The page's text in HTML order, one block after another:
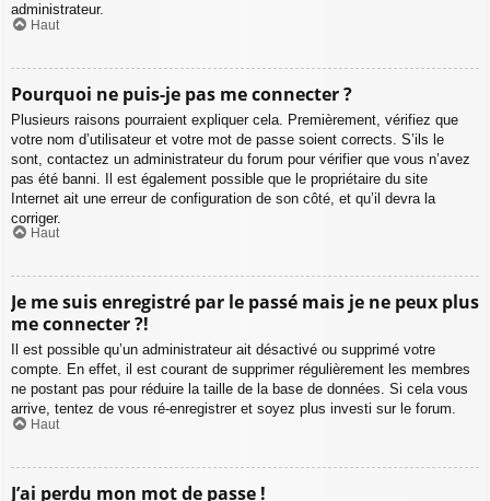
administrateur.
Haut
Pourquoi ne puis-je pas me connecter ?
Plusieurs raisons pourraient expliquer cela. Premièrement, vérifiez que
votre nom d’utilisateur et votre mot de passe soient corrects. S’ils le
sont, contactez un administrateur du forum pour vérifier que vous n’avez
pas été banni. Il est également possible que le propriétaire du site
Internet ait une erreur de configuration de son côté, et qu’il devra la
corriger.
Haut
Je me suis enregistré par le passé mais je ne peux plus
me connecter ?!
Il est possible qu’un administrateur ait désactivé ou supprimé votre
compte. En effet, il est courant de supprimer régulièrement les membres
ne postant pas pour réduire la taille de la base de données. Si cela vous
arrive, tentez de vous ré-enregistrer et soyez plus investi sur le forum.
Haut
J’ai perdu mon mot de passe !